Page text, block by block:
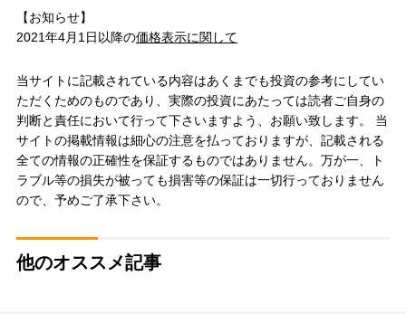
【お知らせ】
2021年4月1日以降の価格表示に関して
当サイトに記載されている内容はあくまでも投資の参考にしてい
ただくためのものであり、実際の投資にあたっては読者ご自身の
判断と責任において行って下さいますよう、お願い致します。 当
サイトの掲載情報は細心の注意を払っておりますが、記載される
全ての情報の正確性を保証するものではありません。万が一、ト
ラブル等の損失が被っても損害等の保証は一切行っておりません
ので、予めご了承下さい。
他のオススメ記事